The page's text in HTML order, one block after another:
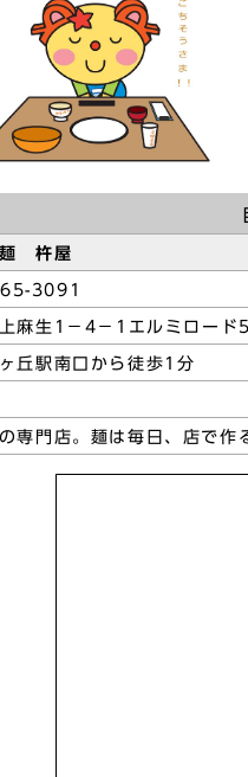
麺 杵屋
3091
麻生1－4－1エルミロード
丘駅南口から徒歩1分
専門店。麺は毎日、店で作